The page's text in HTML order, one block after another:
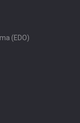
(EDO)